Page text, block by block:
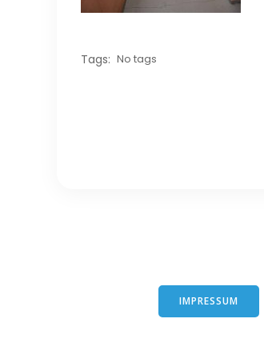
Tags: No tags
IMPRESSUM